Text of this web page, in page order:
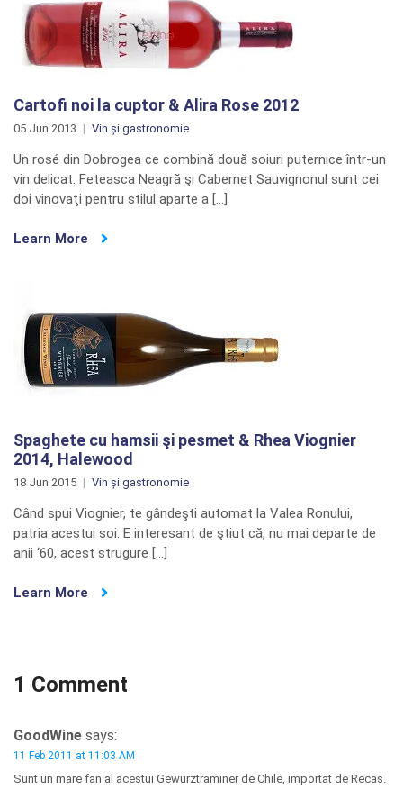
Cartofi noi la cuptor & Alira Rose 2012
05 Jun 2013 Vin și gastronomie
Un rosé din Dobrogea ce combină două soiuri puternice într-un
vin delicat. Feteasca Neagră şi Cabernet Sauvignonul sunt cei
doi vinovaţi pentru stilul aparte a […]
Learn More
Spaghete cu hamsii şi pesmet & Rhea Viognier
2014, Halewood
18 Jun 2015 Vin și gastronomie
Când spui Viognier, te gândeşti automat la Valea Ronului,
patria acestui soi. E interesant de ştiut că, nu mai departe de
anii ‘60, acest strugure […]
Learn More
1 Comment
GoodWine says:
11 Feb 2011 at 11:03 AM
Sunt un mare fan al acestui Gewurztraminer de Chile, importat de Recas.